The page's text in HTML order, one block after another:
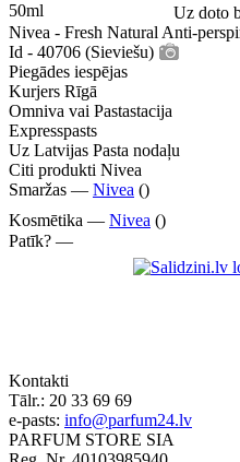
50ml
Uz doto
Nivea - Fresh Natural Anti-
Id - 40706 (Sieviešu)
Piegādes iespējas
Kurjers Rīgā
Omniva vai Pastastacija
Expresspasts
Uz Latvijas Pasta nodaļu
Citi produkti Nivea
Smaržas — Nivea ()
Kosmētika — Nivea ()
Patīk? —
Kontakti
Tālr.: 20 33 69 69
e-pasts: info@parfum24.lv
PARFUM STORE SIA